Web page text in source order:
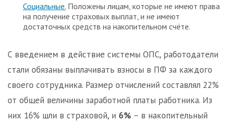
Социальные. Положены лицам, которые не имеют права
на получение страховых выплат, и не имеют
достаточных средств на накопительном счёте.
С введением в действие системы ОПС, работодатели
стали обязаны выплачивать взносы в ПФ за каждого
своего сотрудника. Размер отчислений составлял 22%
от общей величины заработной платы работника. Из
них 16% шли в страховой, и 6% – в накопительный